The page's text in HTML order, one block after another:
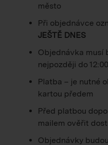
město
Při objednávce
JEŠTĚ DNES
Objednávka musí
nejpozději do
Platba – je nutné
kartou předem
Před platbou
mailem ověřit
Objednávky